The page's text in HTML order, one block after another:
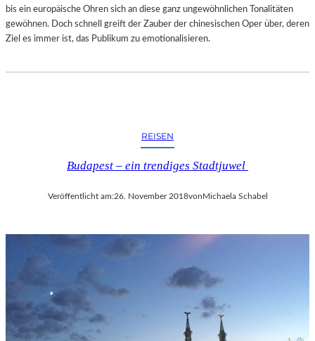
bis ein europäische Ohren sich an diese ganz ungewöhnlichen Tonalitäten
gewöhnen. Doch schnell greift der Zauber der chinesischen Oper über, deren
Ziel es immer ist, das Publikum zu emotionalisieren.
REISEN
Budapest – ein trendiges Stadtjuwel
Veröffentlicht am:26. November 2018vonMichaela Schabel